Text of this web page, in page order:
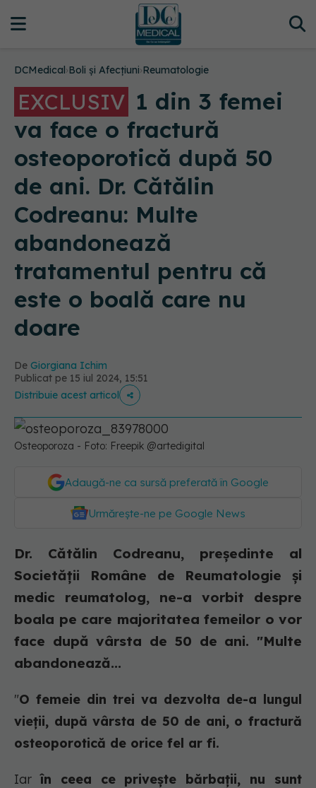
DCMedical›Boli și Afecțiuni›Reumatologie
EXCLUSIV 1 din 3 femei
va face o fractură
osteoporotică după 50
de ani. Dr. Cătălin
Codreanu: Multe
abandonează
tratamentul pentru că
este o boală care nu
doare
De Giorgiana Ichim
Publicat pe 15 iul 2024, 15:51
Distribuie acest articol
Osteoporoza - Foto: Freepik @artedigital
Adaugă-ne ca sursă preferată în Google
Urmărește-ne pe Google News
Dr. Cătălin Codreanu, președinte al
Societății Române de Reumatologie și
medic reumatolog, ne-a vorbit despre
boala pe care majoritatea femeilor o vor
face după vârsta de 50 de ani. "Multe
abandonează...
"O femeie din trei va dezvolta de-a lungul
vieții, după vârsta de 50 de ani, o fractură
osteoporotică de orice fel ar fi.
Iarîn ceea ce privește bărbații, nu sunt